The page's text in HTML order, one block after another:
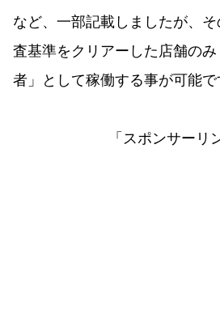
など、一部記載しましたが、
査基準をクリアーした店舗の
者」として稼働する事が可能で
「スポンサーリ